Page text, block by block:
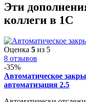
Эти
коллеги в 1С
Оценка 5 из 5
8 отзывов
-35%
Автоматическое
автоматизация 2.5